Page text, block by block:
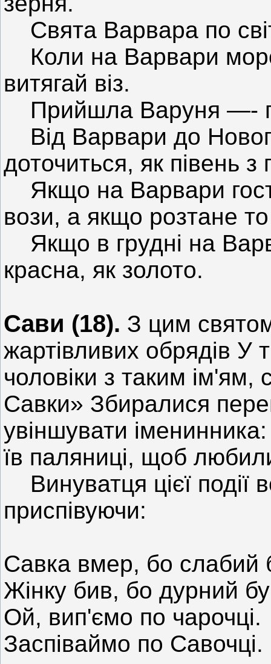
Свята Варвара по
Коли на Варвари
витягай віз.
Прийшла Варуня —-
Від Варвари до
доточиться, як півень з
Якщо на Варвари
вози, а якщо розтане
Якщо в грудні на
красна, як золото.
Сави (18). З цим
жартівливих обрядів У
чоловіки з таким
Савки» Збиралися
увіншувати
їв паляниці, щоб
Винуватця цієї події
приспівуючи:
Савка вмер, бо слабий
Жінку бив, бо дурний
Ой, вип'ємо по чарочці.
Заспіваймо по Савочці.